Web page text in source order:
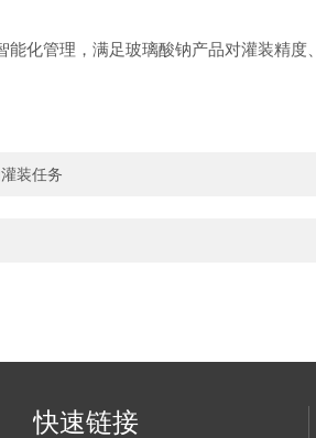
管理，满足玻璃酸钠产品对灌装精度
装任务
快速链接